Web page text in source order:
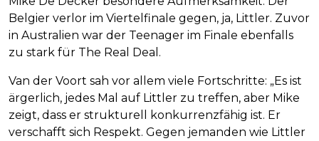
Belgier verlor im Viertelfinale gegen, ja, Littler. Zuvor
in Australien war der Teenager im Finale ebenfalls
zu stark für The Real Deal.
Van der Voort sah vor allem viele Fortschritte: „Es ist
ärgerlich, jedes Mal auf Littler zu treffen, aber Mike
zeigt, dass er strukturell konkurrenzfähig ist. Er
verschafft sich Respekt. Gegen jemanden wie Littler